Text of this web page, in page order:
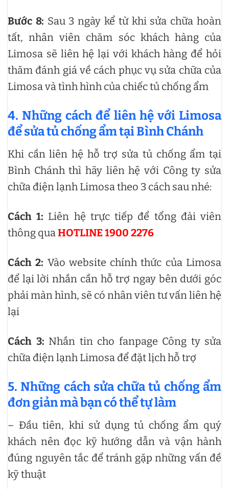
Bước 8: Sau 3 ngày kể từ khi sửa chữa hoàn
tất, nhân viên chăm sóc khách hàng của
Limosa sẽ liên hệ lại với khách hàng để hỏi
thăm đánh giá về cách phục vụ sửa chữa của
Limosa và tình hình của chiếc tủ chống ẩm
4. Những cách để liên hệ với Limosa
để sửa tủ chống ẩm tại Bình Chánh
Khi cần liên hệ hỗ trợ sửa tủ chống ẩm tại
Bình Chánh thì hãy liên hệ với Công ty sửa
chữa điện lạnh Limosa theo 3 cách sau nhé:
Cách 1: Liên hệ trực tiếp để tổng đài viên
thông quaHOTLINE 1900 2276
Cách 2: Vào website chính thức của Limosa
để lại lời nhắn cần hỗ trợ ngay bên dưới góc
phải màn hình, sẽ có nhân viên tư vấn liên hệ
lại
Cách 3: Nhắn tin cho fanpage Công ty sửa
chữa điện lạnh Limosa để đặt lịch hỗ trợ
5. Những cách sửa chữa tủ chống ẩm
đơn giản mà bạn có thể tự làm
– Đầu tiên, khi sử dụng tủ chống ẩm quý
khách nên đọc kỹ hướng dẫn và vận hành
đúng nguyên tắc để tránh gặp những vấn đề
kỹ thuật